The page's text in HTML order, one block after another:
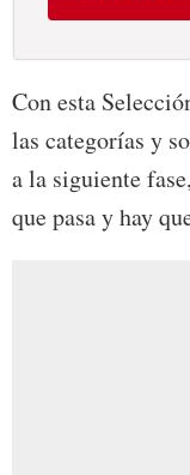
Con esta
las categorías y
a la siguiente
que pasa y hay